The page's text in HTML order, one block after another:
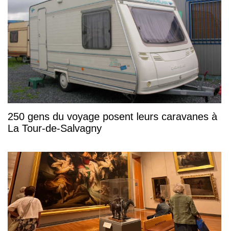
250 gens du voyage posent leurs caravanes à
La Tour-de-Salvagny